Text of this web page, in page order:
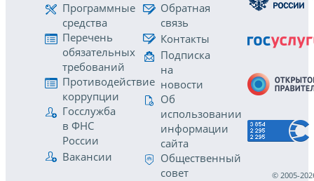
Программные
средства
Перечень
обязательных
требований
Противодействие
коррупции
Госслужба
в ФНС
России
Вакансии
Обратная
связь
Контакты
Подписка
на
новости
Об
использовании
информации
сайта
Общественный
совет
© 2005-